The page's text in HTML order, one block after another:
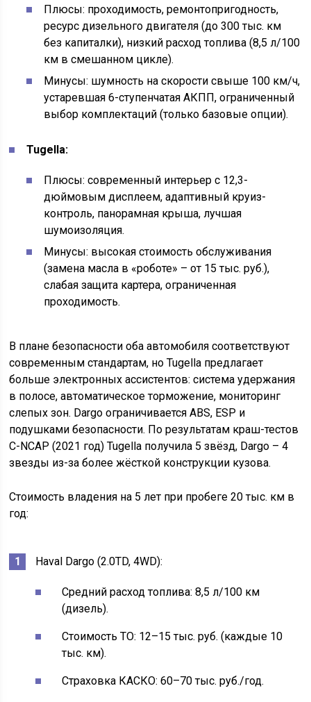
Плюсы: проходимость, ремонтопригодность,
ресурс дизельного двигателя (до 300 тыс. км
без капиталки), низкий расход топлива (8,5 л/100
км в смешанном цикле).
Минусы: шумность на скорости свыше 100 км/ч,
устаревшая 6-ступенчатая АКПП, ограниченный
выбор комплектаций (только базовые опции).
Tugella:
Плюсы: современный интерьер с 12,3-
дюймовым дисплеем, адаптивный круиз-
контроль, панорамная крыша, лучшая
шумоизоляция.
Минусы: высокая стоимость обслуживания
(замена масла в «роботе» – от 15 тыс. руб.),
слабая защита картера, ограниченная
проходимость.
В плане безопасности оба автомобиля соответствуют
современным стандартам, но Tugella предлагает
больше электронных ассистентов: система удержания
в полосе, автоматическое торможение, мониторинг
слепых зон. Dargo ограничивается ABS, ESP и
подушками безопасности. По результатам краш-тестов
C-NCAP (2021 год) Tugella получила 5 звёзд, Dargo – 4
звезды из-за более жёсткой конструкции кузова.
Стоимость владения на 5 лет при пробеге 20 тыс. км в
год:
Haval Dargo (2.0TD, 4WD):
Средний расход топлива: 8,5 л/100 км
(дизель).
Стоимость ТО: 12–15 тыс. руб. (каждые 10
тыс. км).
Страховка КАСКО: 60–70 тыс. руб./год.